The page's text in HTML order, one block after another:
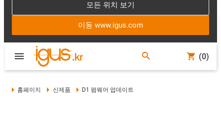
모든 위치 보기
이동 www.igus.com
(0)
홈페이지 신제품 D1 펌웨어 업데이트